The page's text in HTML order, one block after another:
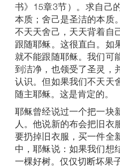
书》15章3节）。求自己
本质；舍己是圣洁的本质
不天天舍己，天天背着自
跟随耶稣。这很直白。如
就不能跟随耶稣。我们可
到洁净，也领受了圣灵，
认识。但如果我们不天天
随主耶稣。这是肯定的。
耶稣曾经说过一个把一块
人。他说新的布会把旧衣
要扔掉旧衣服，买一件全
中，耶稣说：如果我们想
一棵好树。仅仅切断坏果